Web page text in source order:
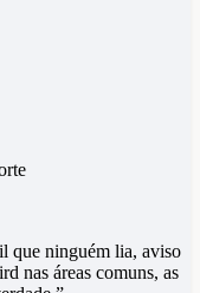
que ninguém lia, aviso
nas áreas comuns, as